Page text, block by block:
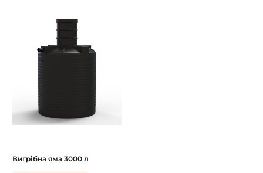
Вигрібна яма 3000 л